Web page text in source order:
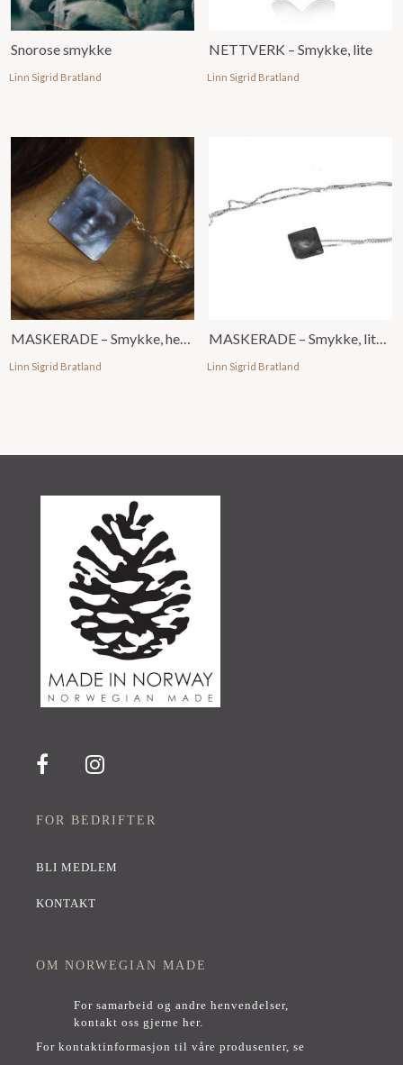
Snorose smykke
Linn Sigrid Bratland
NETTVERK – Smykke, lite
Linn Sigrid Bratland
MASKERADE – Smykke, heil maske med emalje
Linn Sigrid Bratland
MASKERADE – Smykke, lite, u/ emalje
Linn Sigrid Bratland
FOR BEDRIFTER
BLI MEDLEM
KONTAKT
OM NORWEGIAN MADE
For samarbeid og andre henvendelser,
kontakt oss gjerne her.
For kontaktinformasjon til våre produsenter, se